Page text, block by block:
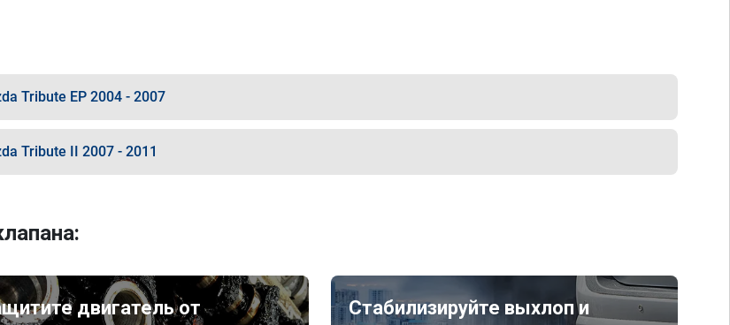
Tribute EP 2004 - 2007
Tribute II 2007 - 2011
двигатель от
Стабилизируйте выхлоп и